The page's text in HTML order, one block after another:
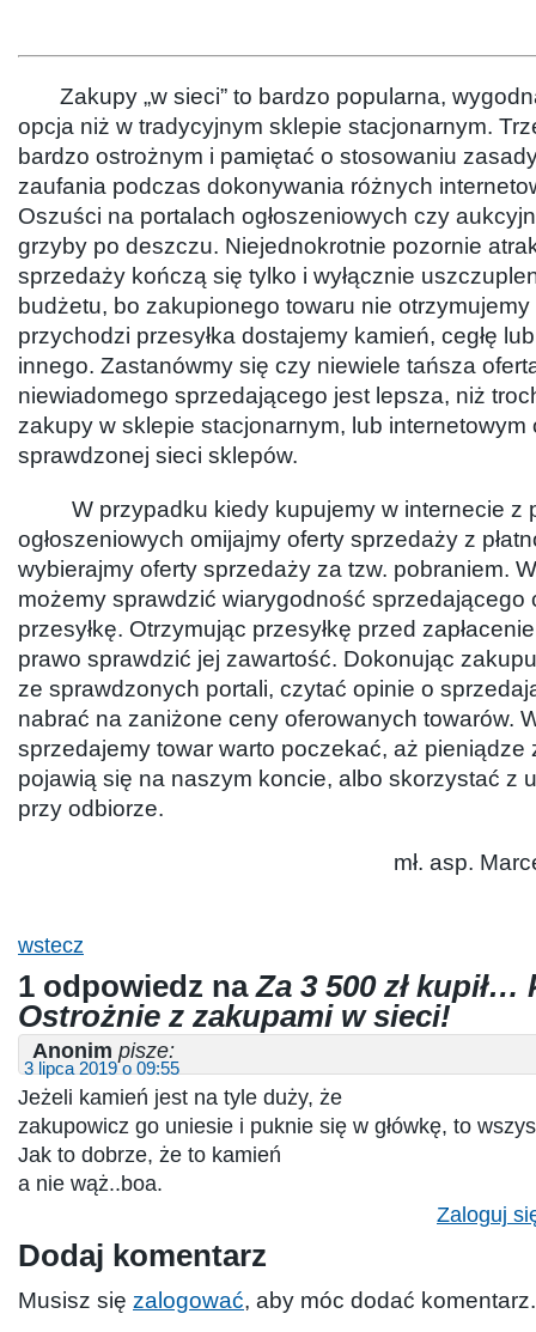
Zakupy „w sieci” to bardzo popularna,
opcja niż w tradycyjnym sklepie stacjonarnym.
bardzo ostrożnym i pamiętać o stosowaniu
zaufania podczas dokonywania różnych
Oszuści na portalach ogłoszeniowych czy
grzyby po deszczu. Niejednokrotnie pozornie
sprzedaży kończą się tylko i wyłącznie
budżetu, bo zakupionego towaru nie
przychodzi przesyłka dostajemy kamień, cegłę
innego. Zastanówmy się czy niewiele tańsza
niewiadomego sprzedającego jest lepsza, niż
zakupy w sklepie stacjonarnym, lub internetowym
sprawdzonej sieci sklepów.
W przypadku kiedy kupujemy w internecie z
ogłoszeniowych omijajmy oferty sprzedaży z
wybierajmy oferty sprzedaży za tzw. pobraniem.
możemy sprawdzić wiarygodność sprzedającego
przesyłkę. Otrzymując przesyłkę przed
prawo sprawdzić jej zawartość. Dokonując
ze sprawdzonych portali, czytać opinie o
nabrać na zaniżone ceny oferowanych towarów.
sprzedajemy towar warto poczekać, aż pieniądze
pojawią się na naszym koncie, albo skorzystać z
przy odbiorze.
mł. asp.
wstecz
1 odpowiedz naZa 3 500 zł kupił…
Ostrożnie z zakupami w sieci!
Anonim pisze:
3 lipca 2019 o 09:55
Jeżeli kamień jest na tyle duży, że
zakupowicz go uniesie i puknie się w główkę, to
Jak to dobrze, że to kamień
a nie wąż..boa.
Zaloguj
Dodaj komentarz
Musisz się zalogować, aby móc dodać komentarz.